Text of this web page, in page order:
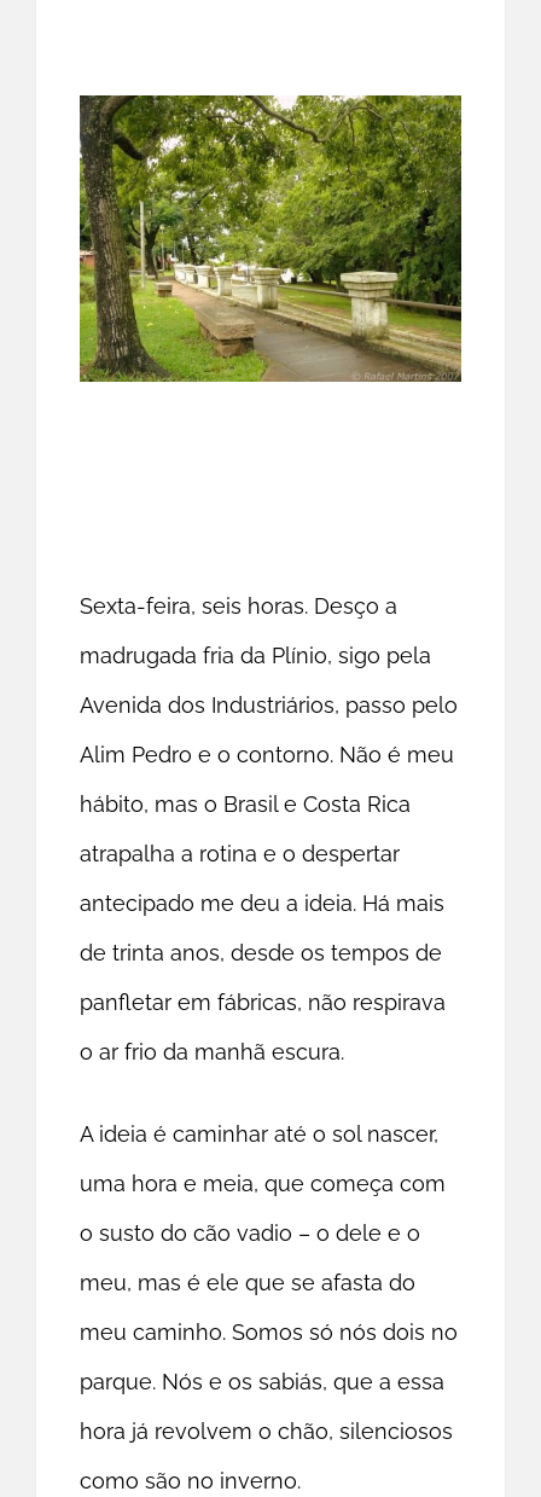
Sexta-feira, seis horas. Desço a
madrugada fria da Plínio, sigo pela
Avenida dos Industriários, passo pelo
Alim Pedro e o contorno. Não é meu
hábito, mas o Brasil e Costa Rica
atrapalha a rotina e o despertar
antecipado me deu a ideia. Há mais
de trinta anos, desde os tempos de
panfletar em fábricas, não respirava
o ar frio da manhã escura.
A ideia é caminhar até o sol nascer,
uma hora e meia, que começa com
o susto do cão vadio – o dele e o
meu, mas é ele que se afasta do
meu caminho. Somos só nós dois no
parque. Nós e os sabiás, que a essa
hora já revolvem o chão, silenciosos
como são no inverno.